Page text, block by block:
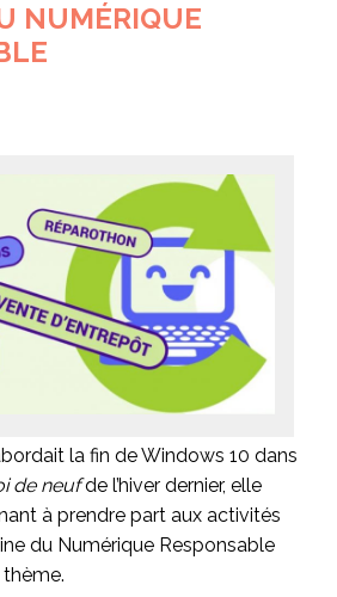
NUMÉRIQUE
la fin de Windows 10 dans
de neufde l’hiver dernier, elle
à prendre part aux activités
du Numérique Responsable